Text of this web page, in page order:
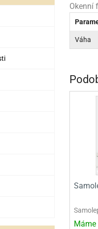
TAŠKY NA POMŮCKY
SLIZU
Okenní
Váha
Máme